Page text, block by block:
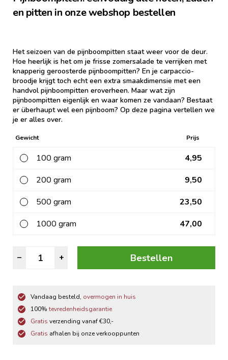
en pitten in onze webshop bestellen
Het seizoen van de pijnboompitten staat weer voor de deur.
Hoe heerlijk is het om je frisse zomersalade te verrijken met
knapperig geroosterde pijnboompitten? En je carpaccio-
broodje krijgt toch echt een extra smaakdimensie met een
handvol pijnboompitten eroverheen. Maar wat zijn
pijnboompitten eigenlijk en waar komen ze vandaan? Bestaat
er überhaupt wel een pijnboom? Op deze pagina vertellen we
je er alles over.
Gewicht Prijs
100 gram
200 gram
500 gram
1000 gram
4,95
9,50
23,50
47,00
–
Pijnboompitten
aantal
+ Bestellen
Vandaag besteld, overmogen in huis
100% tevredenheidsgarantie
Gratis verzending vanaf €30,-
Gratis afhalen bij onze verkooppunten